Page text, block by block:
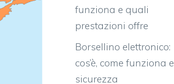
funziona e quali
prestazioni offre
Borsellino elettronico:
cos’è, come funziona e
sicurezza